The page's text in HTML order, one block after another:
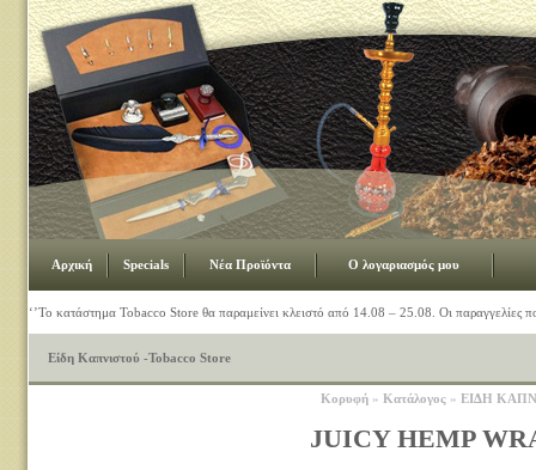
Αρχική Specials Νέα Προϊόντα Ο λογαριασμός μου
‘’Το κατάστημα Tobacco Store θα παραμείνει κλειστό από 14.08 – 25.08. Οι παραγγελίες
Είδη Καπνιστού -Tobacco Store
Κορυφή » Κατάλογος » ΕΙΔΗ
JUICY HEMP